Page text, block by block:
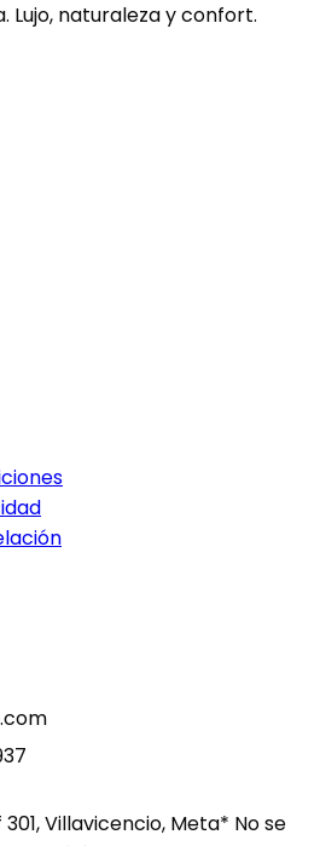
Lujo, naturaleza y confort.
Villavicencio, Meta* No se